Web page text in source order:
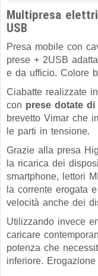
Multipresa
USB
Presa mobile con
prese + 2USB a
e da ufficio. Colore
Ciabatte realizzate in
con prese dotate
brevetto Vimar che
le parti in tensione.
Grazie alla presa
la ricarica dei
smartphone, lettori
la corrente erogata
velocità anche dei
Utilizzando invece
caricare
potenza che
inferiore.